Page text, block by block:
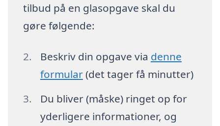
tilbud på en glasopgave skal du
gøre følgende:
Beskriv din opgave via denne
formular(det tager få minutter)
Du bliver (måske) ringet op for
yderligere informationer, og